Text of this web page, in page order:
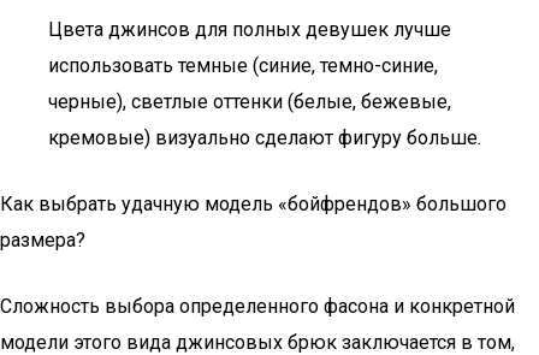
Цвета джинсов для полных девушек лучше
использовать темные (синие, темно-синие,
черные), светлые оттенки (белые, бежевые,
кремовые) визуально сделают фигуру больше.
Как выбрать удачную модель «бойфрендов» большого
размера?
Сложность выбора определенного фасона и конкретной
модели этого вида джинсовых брюк заключается в том,